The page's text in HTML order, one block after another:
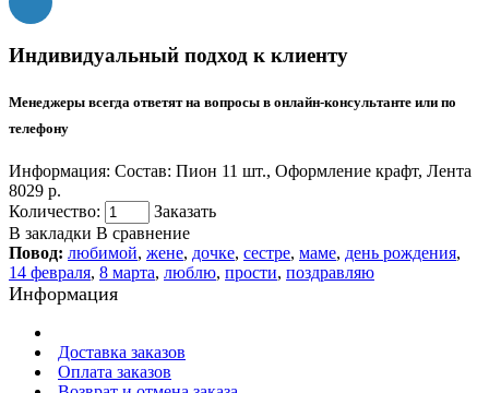
Индивидуальный подход к клиенту
Менеджеры всегда ответят на вопросы в онлайн-консультанте или по
телефону
Информация: Состав: Пион 11 шт., Оформление крафт, Лента
8029 р.
Количество:
Заказать
В закладки В сравнение
Повод: любимой, жене, дочке, сестре, маме, день рождения,
14 февраля, 8 марта, люблю, прости, поздравляю
Информация
Доставка заказов
Оплата заказов